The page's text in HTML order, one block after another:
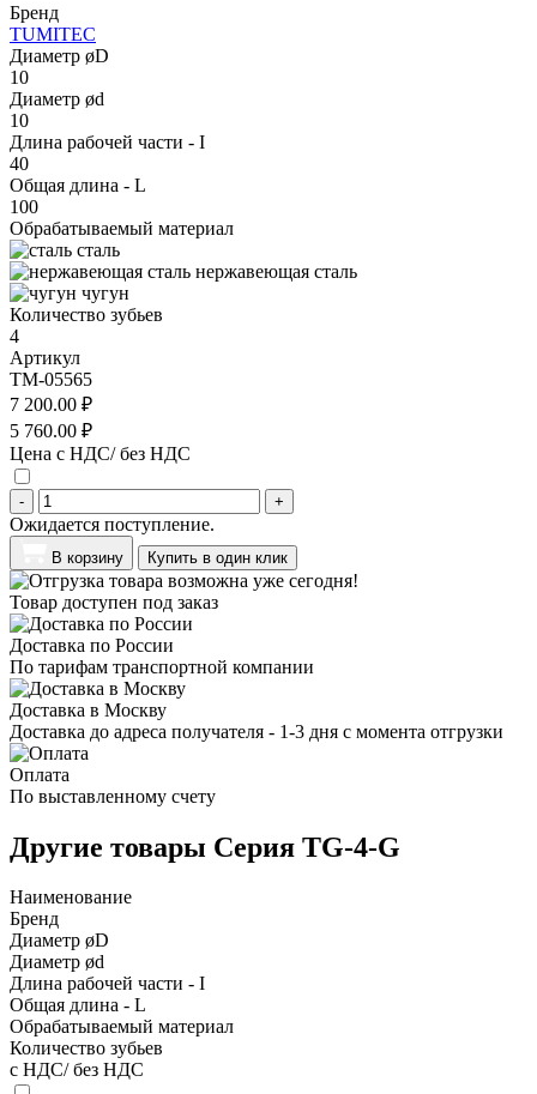
Бренд
TUMITEC
Диаметр øD
10
Диаметр ød
10
Длина рабочей части - I
40
Общая длина - L
100
Обрабатываемый материал
сталь
нержавеющая сталь
чугун
Количество зубьев
4
Артикул
TM-05565
7 200.00 ₽
5 760.00 ₽
Цена с НДС/ без НДС
- +
Ожидается поступление.
В корзину Купить в один клик
Товар доступен под заказ
Доставка по России
По тарифам транспортной компании
Доставка в Москву
Доставка до адреса получателя - 1-3 дня с момента отгрузки
Оплата
По выставленному счету
Другие товары Серия TG-4-G
Наименование
Бренд
Диаметр øD
Диаметр ød
Длина рабочей части - I
Общая длина - L
Обрабатываемый материал
Количество зубьев
с НДС/ без НДС